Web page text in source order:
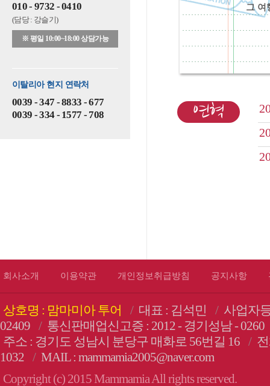
010 - 9732 - 0410
(담당 : 강슬기)
※ 평일 10:00~18:00 상담가능
이탈리아 현지 연락처
0039 - 347 - 8833 - 677
0039 - 334 - 1577 - 708
그 여
연혁
회사소개 이용약관 개인정보취급방침 공지사항
상호명 : 맘마미아 투어 / 대표 : 김석민 / 사업자
02409
/ 통신판매업신고증 : 2012 - 경기성남 - 0260
주소 : 경기도 성남시 분당구 매화로 56번길 16
/
1032
/ MAIL : mammamia2005@naver.com
Copyright (c) 2015 Mammamia All rights reserved.